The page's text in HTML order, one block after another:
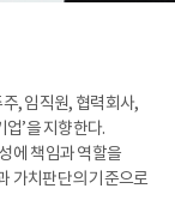
주, 임직원, 협력회사,
’을 지향한다.
에 책임과 역할을
가치판단의 기준으로